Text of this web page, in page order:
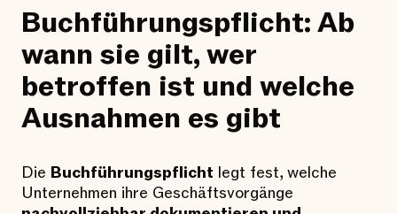
Buchführungspflicht: Ab
wann sie gilt, wer
betroffen ist und welche
Ausnahmen es gibt
Die Buchführungspflicht legt fest, welche
Unternehmen ihre Geschäftsvorgänge